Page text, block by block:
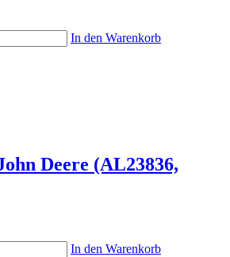
In den Warenkorb
Deere (AL23836,
In den Warenkorb